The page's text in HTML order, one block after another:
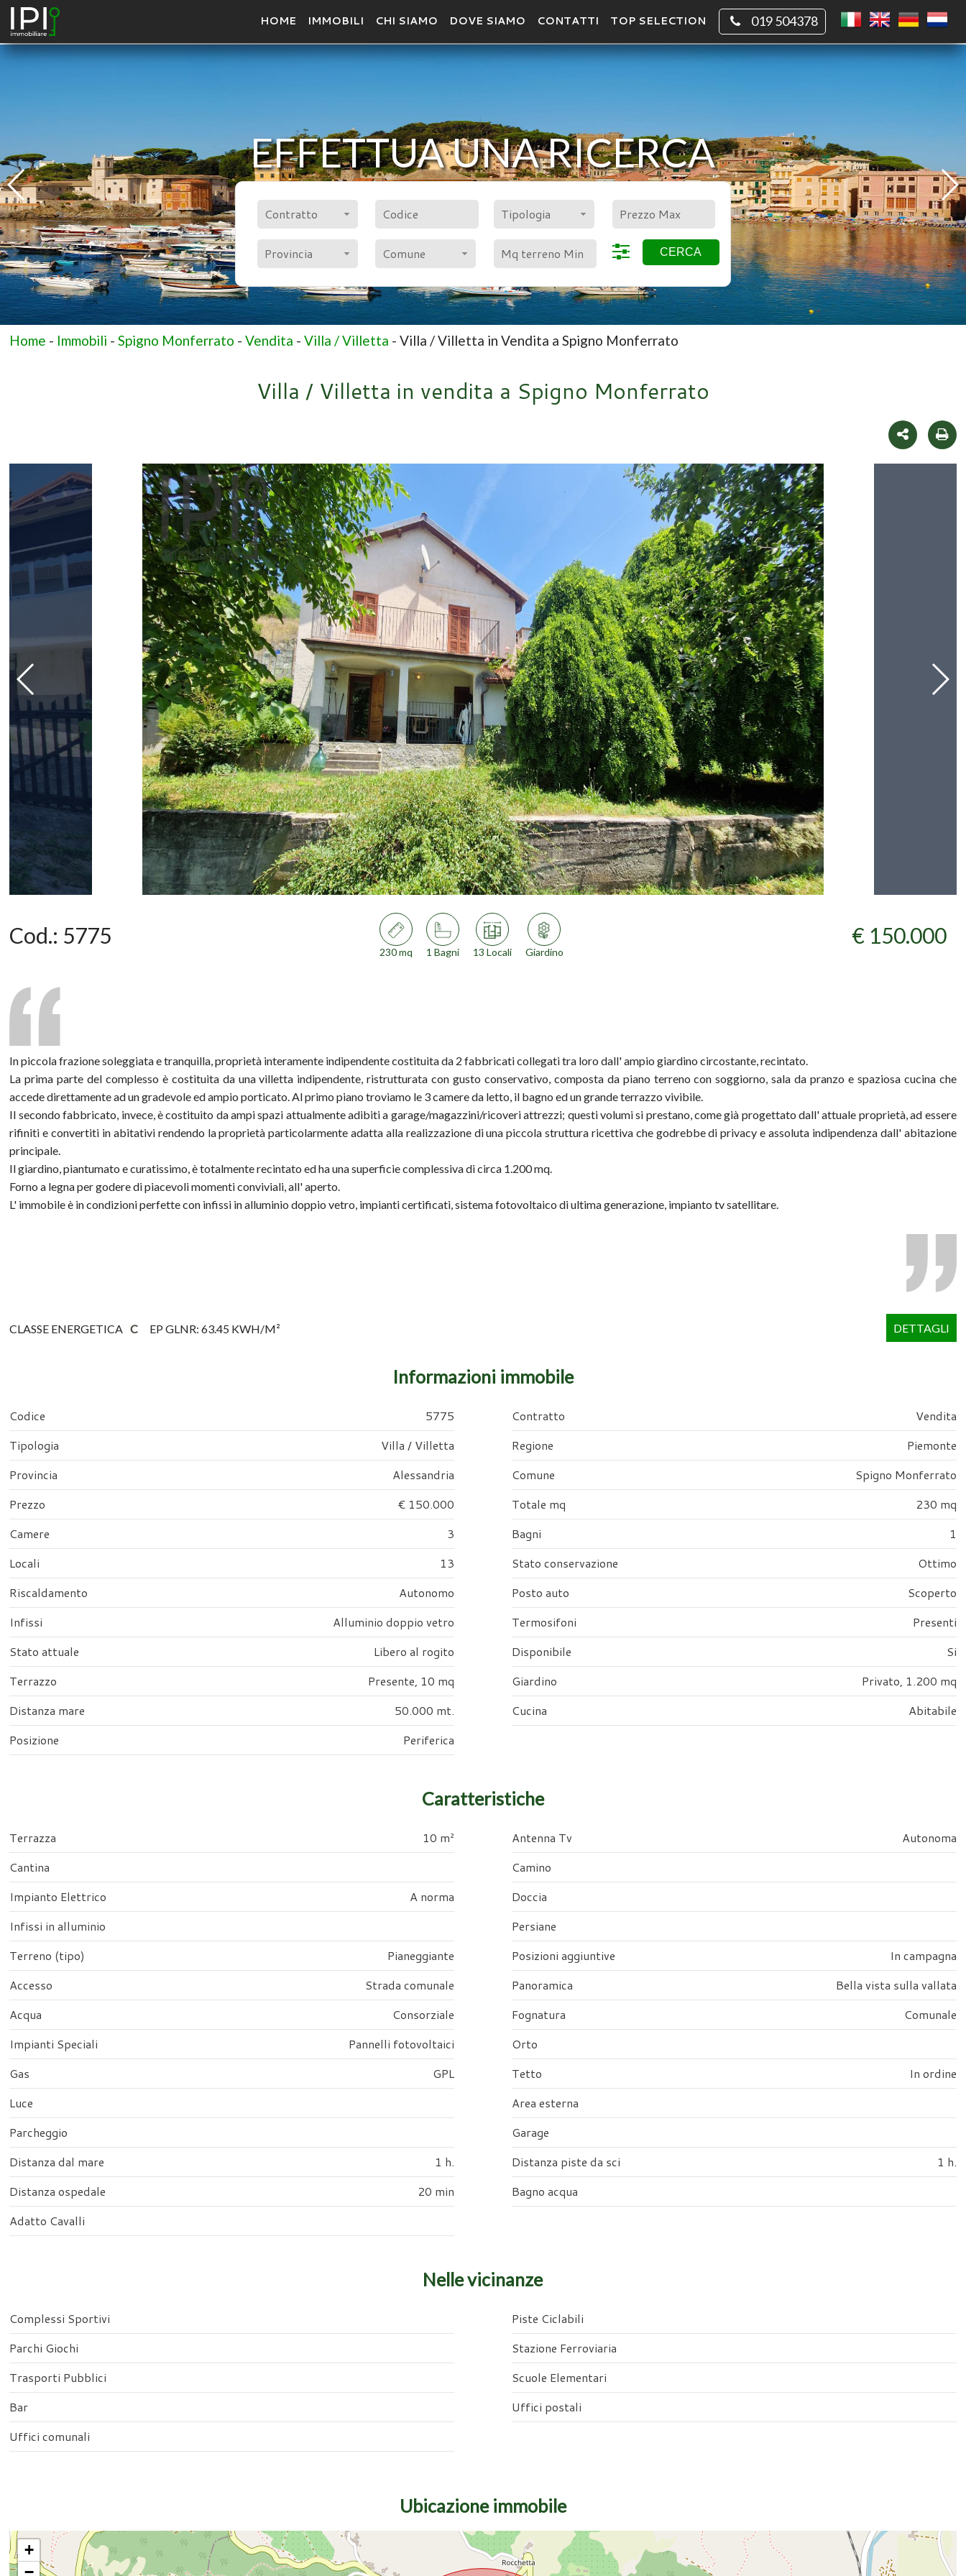
019 504378
HOME IMMOBILI CHI SIAMO DOVE SIAMO CONTATTI TOP SELECTION
EFFETTUA UNA RICERCA
Contratto Tipologia
Provincia Comune CERCA
Home - Immobili -Spigno Monferrato -Vendita -Villa / Villetta -Villa / Villetta in Vendita a Spigno Monferrato
Villa / Villetta in vendita a Spigno Monferrato
Cod.: 5775
230 mq 1 Bagni 13 Locali Giardino
€ 150.000
In piccola frazione soleggiata e tranquilla, proprietà interamente indipendente costituita da 2 fabbricati collegati tra loro dall' ampio giardino circostante, recintato.
La prima parte del complesso è costituita da una villetta indipendente, ristrutturata con gusto conservativo, composta da piano terreno con soggiorno, sala da pranzo e spaziosa cucina che
accede direttamente ad un gradevole ed ampio porticato. Al primo piano troviamo le 3 camere da letto, il bagno ed un grande terrazzo vivibile.
Il secondo fabbricato, invece, è costituito da ampi spazi attualmente adibiti a garage/magazzini/ricoveri attrezzi; questi volumi si prestano, come già progettato dall' attuale proprietà, ad essere
rifiniti e convertiti in abitativi rendendo la proprietà particolarmente adatta alla realizzazione di una piccola struttura ricettiva che godrebbe di privacy e assoluta indipendenza dall' abitazione
principale.
Il giardino, piantumato e curatissimo, è totalmente recintato ed ha una superficie complessiva di circa 1.200 mq.
Forno a legna per godere di piacevoli momenti conviviali, all' aperto.
L' immobile è in condizioni perfette con infissi in alluminio doppio vetro, impianti certificati, sistema fotovoltaico di ultima generazione, impianto tv satellitare.
CLASSE ENERGETICA C EP GLNR: 63.45 KWH/M² DETTAGLI
Informazioni immobile
Codice 5775 Contratto
Vendita
Tipologia
Villa / Villetta Regione
Piemonte
Provincia
Alessandria Comune
Spigno Monferrato
Prezzo
€ 150.000 Totale mq
230 mq
Camere
3 Bagni
1
Locali
13 Stato conservazione
Ottimo
Riscaldamento
Autonomo Posto auto
Scoperto
Infissi
Alluminio doppio vetro Termosifoni
Presenti
Stato attuale
Libero al rogito Disponibile
Si
Terrazzo
Presente, 10 mq Giardino
Privato, 1.200 mq
Distanza mare
50.000 mt. Cucina
Abitabile
Posizione
Periferica
Caratteristiche
Terrazza 10 m² Antenna Tv
Autonoma
Cantina
Camino
Impianto Elettrico
A norma
Doccia
Infissi in alluminio
Persiane
Terreno (tipo)
Pianeggiante Posizioni aggiuntive
In campagna
Accesso
Strada comunale Panoramica
Bella vista sulla vallata
Acqua
Consorziale Fognatura
Comunale
Impianti Speciali
Pannelli fotovoltaici
Orto
Gas
GPL Tetto
In ordine
Luce
Area esterna
Parcheggio
Garage
Distanza dal mare
1 h. Distanza piste da sci
1 h.
Distanza ospedale
20 min
Bagno acqua
Adatto Cavalli
Nelle vicinanze
Complessi Sportivi
Piste Ciclabili
Parchi Giochi
Stazione Ferroviaria
Trasporti Pubblici
Scuole Elementari
Bar
Uffici postali
Uffici comunali
Ubicazione immobile
+
−
QUADRATO
CERCHIO
POLIGONO